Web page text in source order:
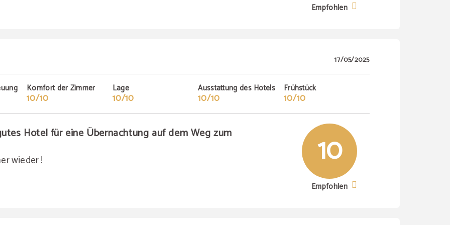
Empfohlen
17/05/2025
Komfort der Zimmer
10/10
Lage
10/10
Ausstattung des Hotels
10/10
Frühstück
10/10
Hotel für eine Übernachtung auf dem Weg zum
wieder ! 10
Empfohlen